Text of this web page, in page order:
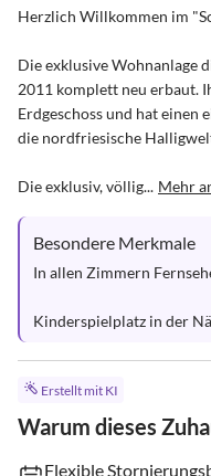
Herzlich Willkommen im
Die exklusive Wohnanlage
2011 komplett neu erbaut.
Erdgeschoss und hat einen
die nordfriesische
Die exklusiv, völlig... Mehr
Besondere Merkmale
In allen Zimmern
Kinderspielplatz in der
Erstellt mit KI
Warum dieses
Flexible